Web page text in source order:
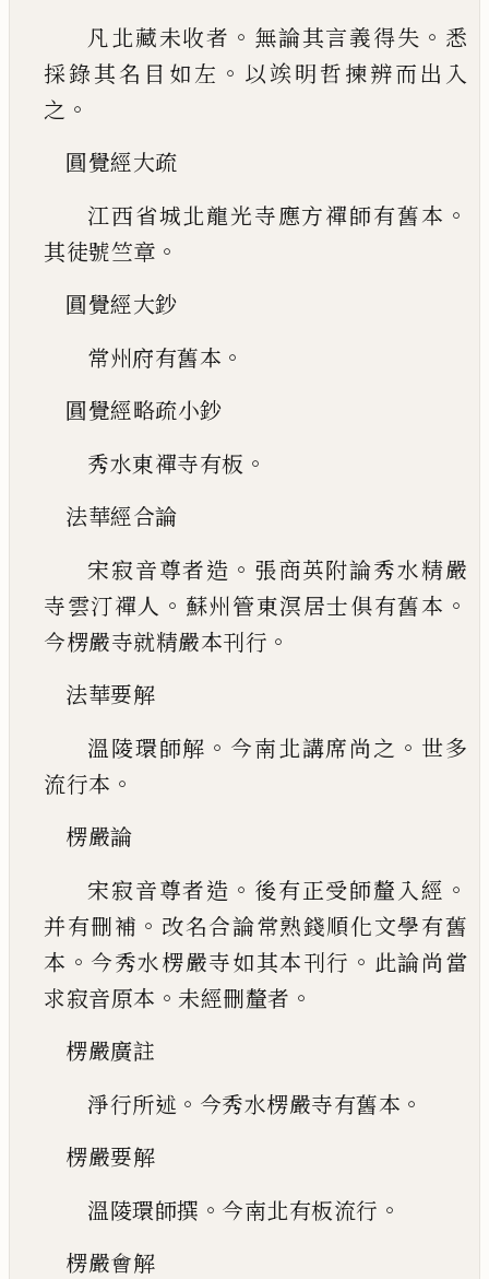
凡北藏未收者 。 無論其言義得失 。 悉
採錄其名目 如左 。 以竢明哲揀辨而出入
之 。
圓覺經大疏
江西省城北龍光寺應方禪師有舊本 。
其徒號竺章 。
圓覺經大鈔
常州府有舊本 。
圓覺經略疏小鈔
秀水東禪寺有板 。
法華經合論
宋寂音尊者造 。 張商英附論秀水精嚴
寺雲汀禪人 。 蘇州管東溟居士俱有舊本 。
今楞嚴寺就精嚴本刊行 。
法華要解
溫陵環師解 。 今南北講席尚之 。 世多
流行本 。
楞嚴論
宋寂音尊者造 。 後有正受師釐入經 。
并有刪補 。 改名合論常熟錢順化文學有舊
本 。 今秀水楞嚴寺如其本刊行 。 此論尚當
求寂音原本 。 未經刪釐者 。
楞嚴廣註
淨行所述 。 今秀水楞嚴寺有舊本 。
楞嚴要解
溫陵環師撰 。 今南北有板流行 。
楞嚴會解